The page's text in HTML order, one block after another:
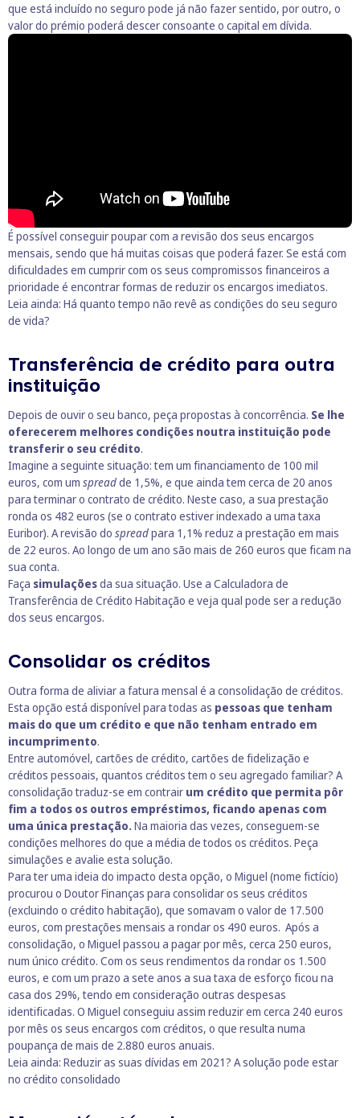
que está incluído no seguro pode já não fazer sentido, por outro, o
valor do prémio poderá descer consoante o capital em dívida.
É possível conseguirpoupar com a revisão dos seus encargos
mensais, sendo que há muitas coisas que poderá fazer. Se está com
dificuldades em cumprir com os seus compromissos financeiros a
prioridade é encontrar formas de reduzir os encargos imediatos.
Leia ainda: Há quanto tempo não revê as condições do seu seguro
de vida?
Transferência de crédito para outra
instituição
Depois de ouvir o seu banco, peça propostas à concorrência. Se lhe
oferecerem melhores condições noutra instituição pode
transferir o seu crédito.
Imagine a seguinte situação: tem um financiamento de 100 mil
euros, com um spreadde 1,5%, e que ainda tem cerca de 20 anos
para terminar o contrato de crédito. Neste caso, a sua prestação
ronda os 482 euros (se o contrato estiver indexado a uma taxa
Euribor). A revisão do spreadpara 1,1% reduz a prestação em mais
de 22 euros. Ao longo de um ano são mais de 260 euros que ficam na
sua conta.
Faça simulaçõesda sua situação. Use a Calculadora de
Transferência de Crédito Habitação e veja qual pode ser a redução
dos seus encargos.
Consolidar os créditos
Outra forma de aliviar a fatura mensal é a consolidação de créditos.
Esta opção está disponível para todas as pessoas que tenham
mais do que um crédito e que não tenham entrado em
incumprimento.
Entre automóvel, cartões de crédito, cartões de fidelização e
créditos pessoais, quantos créditos tem o seu agregado familiar? A
consolidação traduz-se em contrair um crédito que permita pôr
fim a todos os outros empréstimos, ficando apenas com
uma única prestação.Na maioria das vezes, conseguem-se
condições melhores do que a média de todos os créditos. Peça
simulações e avalie esta solução.
Para ter uma ideia do impacto desta opção, o Miguel (nome fictício)
procurou o Doutor Finanças para consolidar os seus créditos
(excluindo o crédito habitação), que somavam o valor de 17.500
euros, com prestações mensais a rondar os 490 euros. Após a
consolidação, o Miguel passou a pagar por mês, cerca 250 euros,
num único crédito. Com os seus rendimentos da rondar os 1.500
euros, e com um prazo a sete anos a sua taxa de esforço ficou na
casa dos 29%, tendo em consideração outras despesas
identificadas. O Miguel conseguiu assim reduzir em cerca 240 euros
por mês os seus encargos com créditos, o que resulta numa
poupança de mais de 2.880 euros anuais.
Leia ainda: Reduzir as suas dívidas em 2021? A solução pode estar
no crédito consolidado